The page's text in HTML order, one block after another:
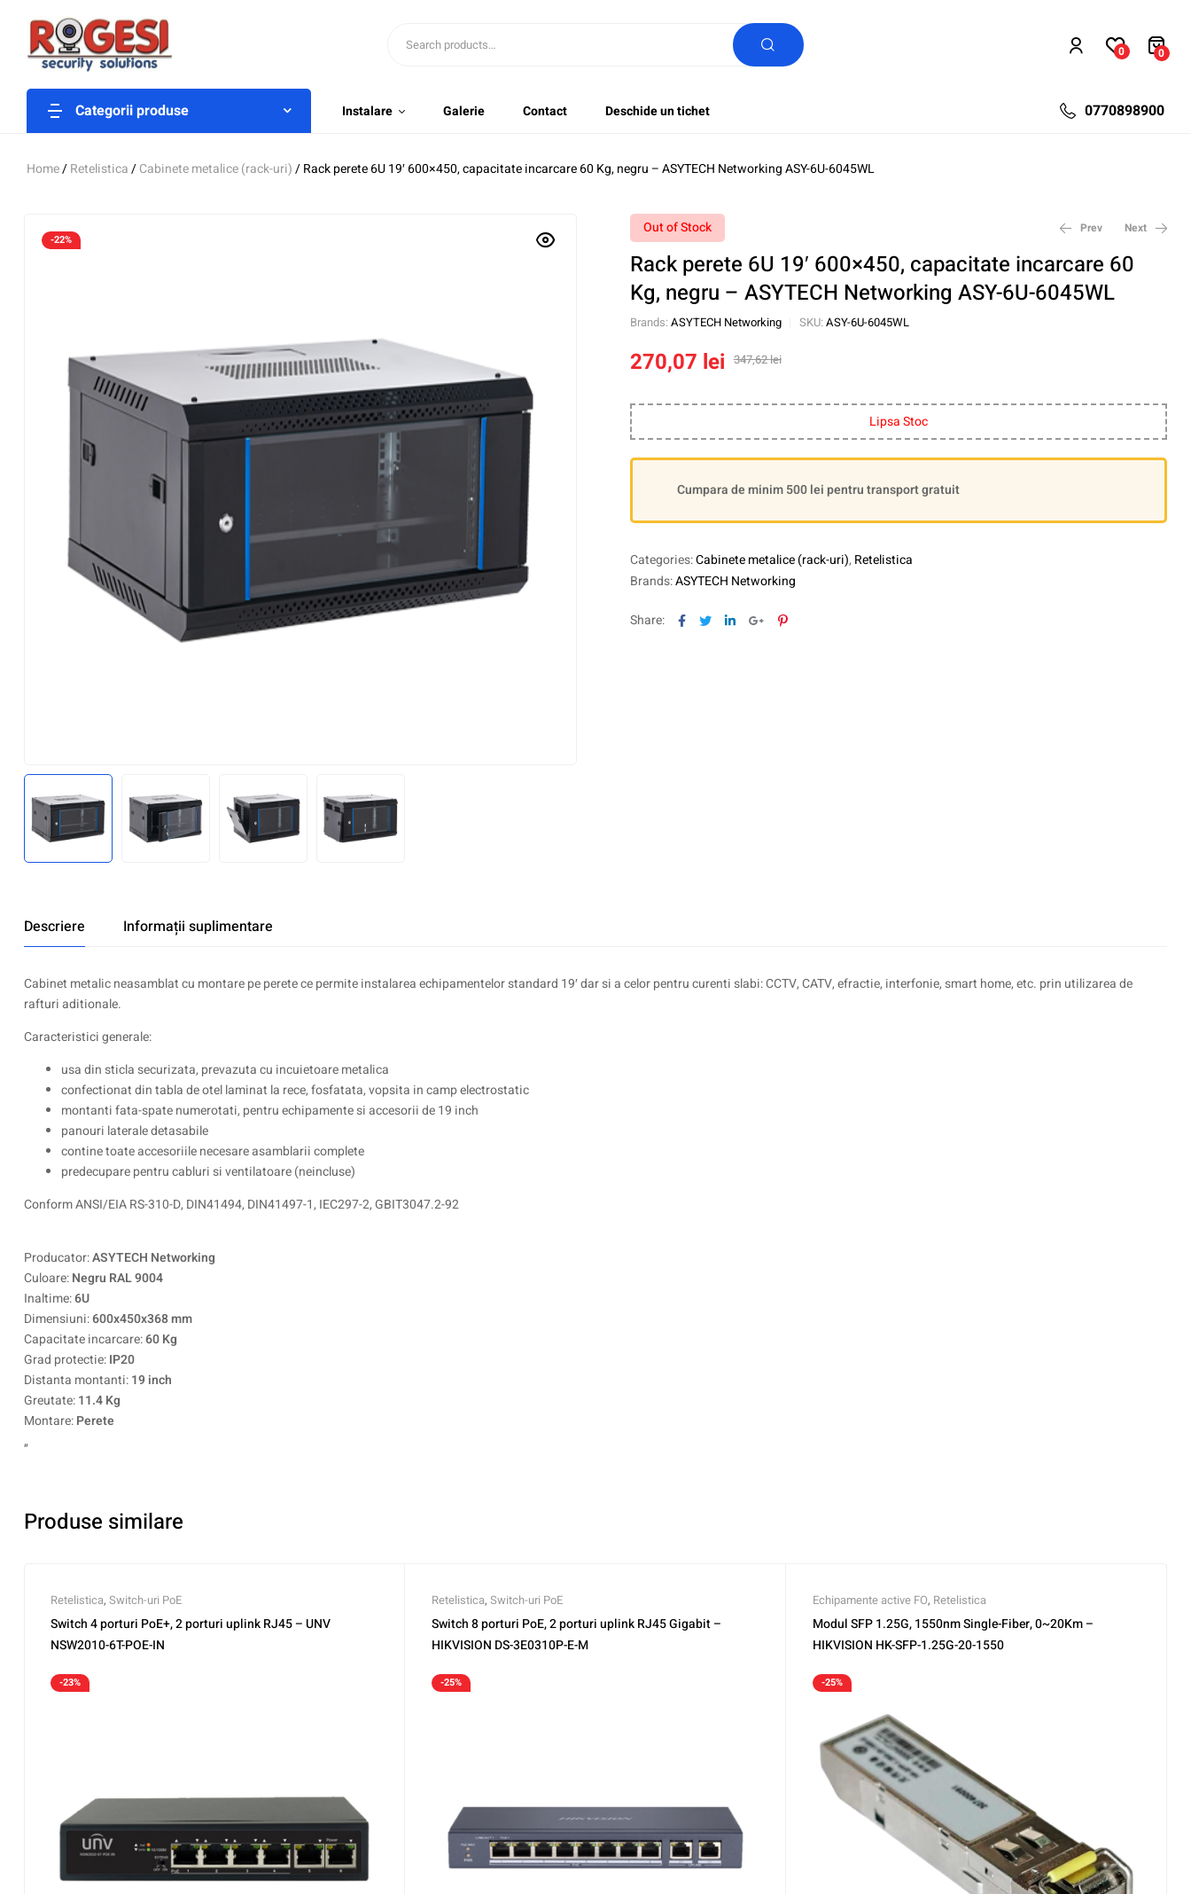
0 0
Categorii produse Instalare Galerie Contact Deschide un tichet 0770898900
Home/Retelistica/Cabinete metalice (rack-uri)/ Rack perete 6U 19′ 600×450, capacitate incarcare 60 Kg, negru – ASYTECH Networking ASY-6U-6045WL
-22%
Out of Stock Prev
136,50
102,51lei
Next
374,92
247,20lei
Rack perete 6U 19′ 600×450, capacitate incarcare 60
Kg, negru – ASYTECH Networking ASY-6U-6045WL
Brands: ASYTECH Networking SKU: ASY-6U-6045WL
347,62lei
270,07 lei
Lipsa Stoc
Cumpara de minim 500 lei pentru transport gratuit
Categories:Cabinete metalice (rack-uri), Retelistica
Brands:ASYTECH Networking
Share: Facebook
TwitterLinkedinGoogle+Pinterest
Descriere Informații suplimentare
Cabinet metalic neasamblat cu montare pe perete ce permite instalarea echipamentelor standard 19′ dar si a celor pentru curenti slabi: CCTV, CATV, efractie, interfonie, smart home, etc. prin utilizarea de
rafturi aditionale.
Caracteristici generale:
usa din sticla securizata, prevazuta cu incuietoare metalica
confectionat din tabla de otel laminat la rece, fosfatata, vopsita in camp electrostatic
montanti fata-spate numerotati, pentru echipamente si accesorii de 19 inch
panouri laterale detasabile
contine toate accesoriile necesare asamblarii complete
predecupare pentru cabluri si ventilatoare (neincluse)
Conform ANSI/EIA RS-310-D, DIN41494, DIN41497-1, IEC297-2, GBIT3047.2-92
Producator:ASYTECH Networking
Culoare:Negru RAL 9004
Inaltime:6U
Dimensiuni:600x450x368 mm
Capacitate incarcare:60 Kg
Grad protectie:IP20
Distanta montanti:19 inch
Greutate:11.4 Kg
Montare:Perete
„
Produse similare
Retelistica, Switch-uri PoE
Switch 4 porturi PoE+, 2 porturi uplink RJ45 – UNV
NSW2010-6T-POE-IN
-23%
Retelistica, Switch-uri PoE
Switch 8 porturi PoE, 2 porturi uplink RJ45 Gigabit –
HIKVISION DS-3E0310P-E-M
-25%
Echipamente active FO, Retelistica
Modul SFP 1.25G, 1550nm Single-Fiber, 0~20Km –
HIKVISION HK-SFP-1.25G-20-1550
-25%